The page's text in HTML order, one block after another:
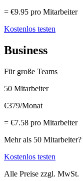
= €9.95 pro Mitarbeiter
Kostenlos testen
Business
Für große Teams
50 Mitarbeiter
€379/Monat
= €7.58 pro Mitarbeiter
Mehr als 50 Mitarbeiter?
Kostenlos testen
Alle Preise zzgl. MwSt.